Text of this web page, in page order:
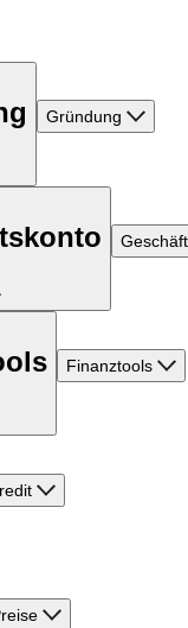
Gründung
Finanztools